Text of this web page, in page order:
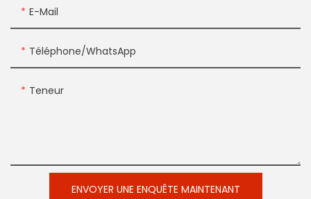
E-Mail
Téléphone/WhatsApp
Teneur
ENVOYER UNE ENQUÊTE MAINTENANT